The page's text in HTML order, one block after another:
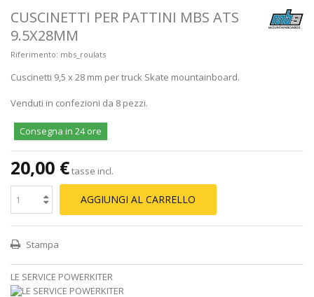
CUSCINETTI PER PATTINI MBS ATS
9.5X28MM
Riferimento: mbs_roulats
Cuscinetti 9,5 x 28 mm per truck Skate mountainboard.
Venduti in confezioni da 8 pezzi.
Consegna in 24 ore
20,00 €tasse incl.
AGGIUNGI AL CARRELLO
Stampa
LE SERVICE POWERKITER